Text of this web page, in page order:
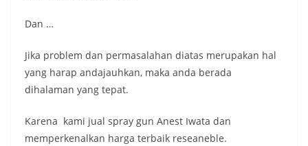
Dan …
Jika problem dan permasalahan diatas merupakan hal
yang harap andajauhkan, maka anda berada
dihalaman yang tepat.
Karena kami jual spray gun Anest Iwata dan
memperkenalkan harga terbaik reseaneble.